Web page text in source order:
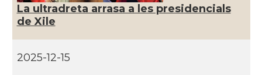
La ultradreta arrasa a les presidencials
de Xile
2025-12-15